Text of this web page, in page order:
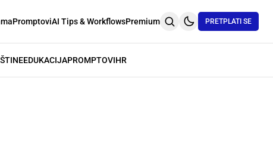
PromptoviAI Tips & WorkflowsPremium PRETPLATI SE
EDUKACIJAPROMPTOVIHR